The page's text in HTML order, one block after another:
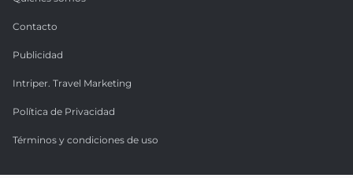
Contacto
Publicidad
Intriper. Travel Marketing
Política de Privacidad
Términos y condiciones de uso